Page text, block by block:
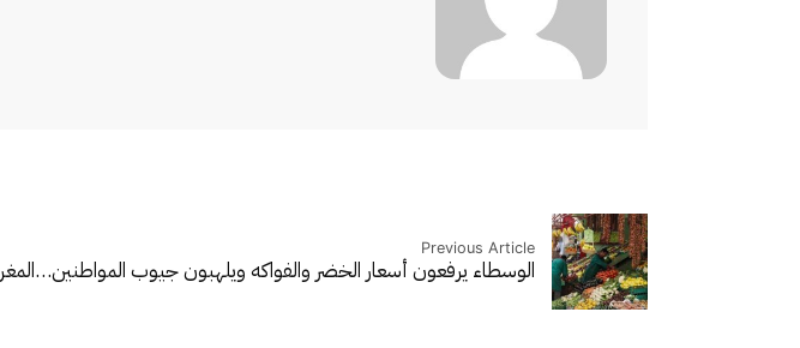
Previous Article
الوسطاء يرفعون أسعار الخضر والفواكه ويلهبون جيوب المواطنين…